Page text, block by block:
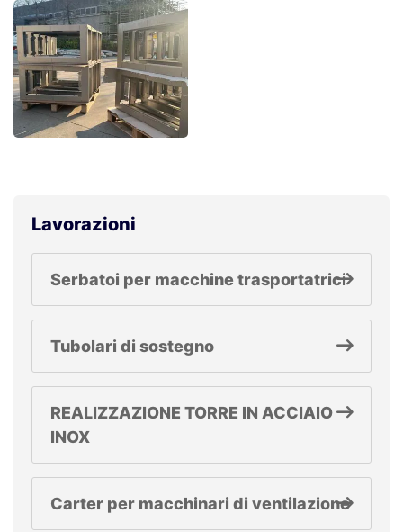
Lavorazioni
Serbatoi per macchine trasportatrici
Tubolari di sostegno
REALIZZAZIONE TORRE IN ACCIAIO
INOX
Carter per macchinari di ventilazione